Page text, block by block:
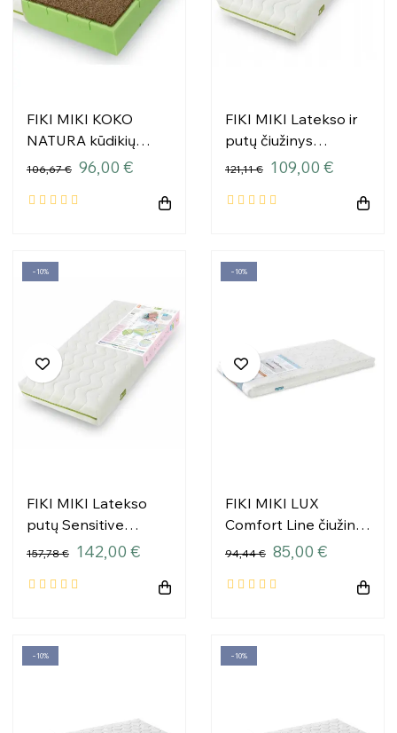
FIKI MIKI KOKO
NATURA kūdikių
čiužinys (MDM2312-
106,67 € 96,00 €
FIKI MIKI Latekso ir
putų čiužinys
Sensitive
121,11 € 109,00 €
−10%
FIKI MIKI Latekso
putų Sensitive
čiužinys (MDM.2304)
157,78 € 142,00 €
−10%
FIKI MIKI LUX
Comfort Line čiužinys
140x70x7,5
94,44 € 85,00 €
−10% −10%